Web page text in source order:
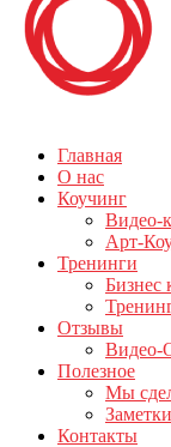
Главная
О нас
Коучинг
Видео-
Арт-
Тренинги
Бизнес
Отзывы
Видео-
Полезное
Мы
Контакты